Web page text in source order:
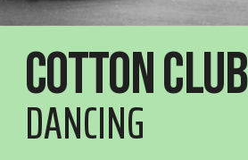
Cotton Club
DANCING